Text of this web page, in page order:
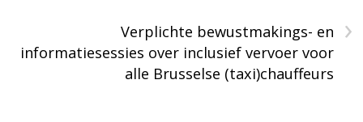
›
Verplichte bewustmakings- en
informatiesessies over inclusief vervoer voor
alle Brusselse (taxi)chauffeurs